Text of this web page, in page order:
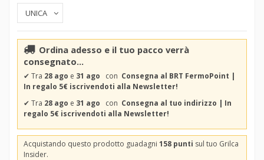
Ordina adesso e il tuo pacco verrà
consegnato...
✔ Tra 28 ago e 31 ago con Consegna al BRT FermoPoint |
In regalo 5€ iscrivendoti alla Newsletter!
✔ Tra 28 ago e 31 ago con Consegna al tuo indirizzo | In
regalo 5€ iscrivendoti alla Newsletter!
Acquistando questo prodotto guadagni 158 punti sul tuo Grilca
Insider.